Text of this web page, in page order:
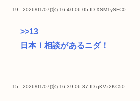
19 : 2026/01/07(水) 16:40:06.05 ID:XSM1ySFC0
>>13
日本！相談があるニダ！
15 : 2026/01/07(水) 16:39:06.37 ID:qKVz2KC50